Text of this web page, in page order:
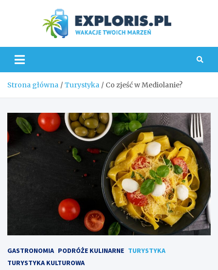
Strona główna Turystyka Co zjeść w Mediolanie?
GASTRONOMIA PODRÓŻE KULINARNE TURYSTYKA
TURYSTYKA KULTUROWA